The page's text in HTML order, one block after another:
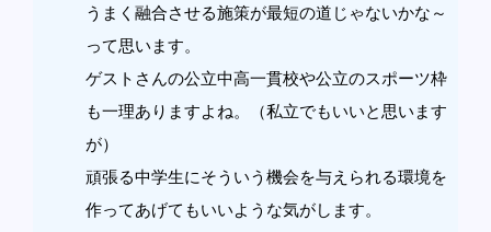
うまく融合させる施策が最短の道じゃないかな～
って思います。
ゲストさんの公立中高一貫校や公立のスポーツ枠
も一理ありますよね。（私立でもいいと思います
が）
頑張る中学生にそういう機会を与えられる環境を
作ってあげてもいいような気がします。